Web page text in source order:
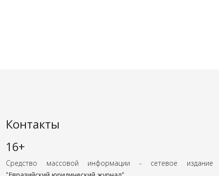
Контакты
16+
Средство массовой информации - сетевое издание